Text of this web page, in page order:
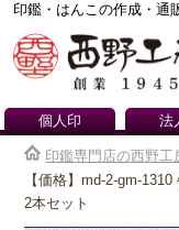
印鑑・はんこの作成・通
個人印 法
印鑑専門店の西野工
【価格】md-2-gm-
2本セット